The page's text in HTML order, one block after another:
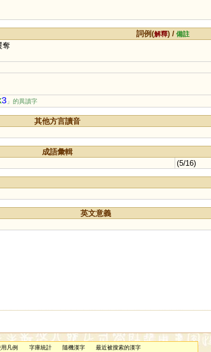
詞例(解釋) /備註
奪
3 」的異讀字
其他方言讀音
成語彙輯
(5/16)
英文意義
用凡例 字庫統計 隨機漢字 最近被搜索的漢字